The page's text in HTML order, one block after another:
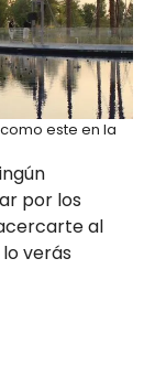
este en la
por los
al
verás